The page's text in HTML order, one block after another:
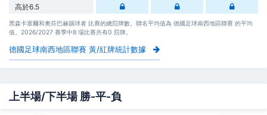
高於6.5
黑森卡塞爾和奧芬巴赫踢球者 比賽的總罰牌數。聯名平均值為 德國足球南西地區聯賽 的平均
值。2026/2027 賽季中8 場比賽共有0 罰牌。
德國足球南西地區聯賽 黃/紅牌統計數據
上半場/下半場 勝-平-負